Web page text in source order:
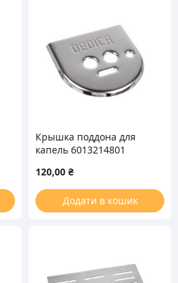
Крышка поддона для
капель 6013214801
120,00 ₴
Додати в кошик